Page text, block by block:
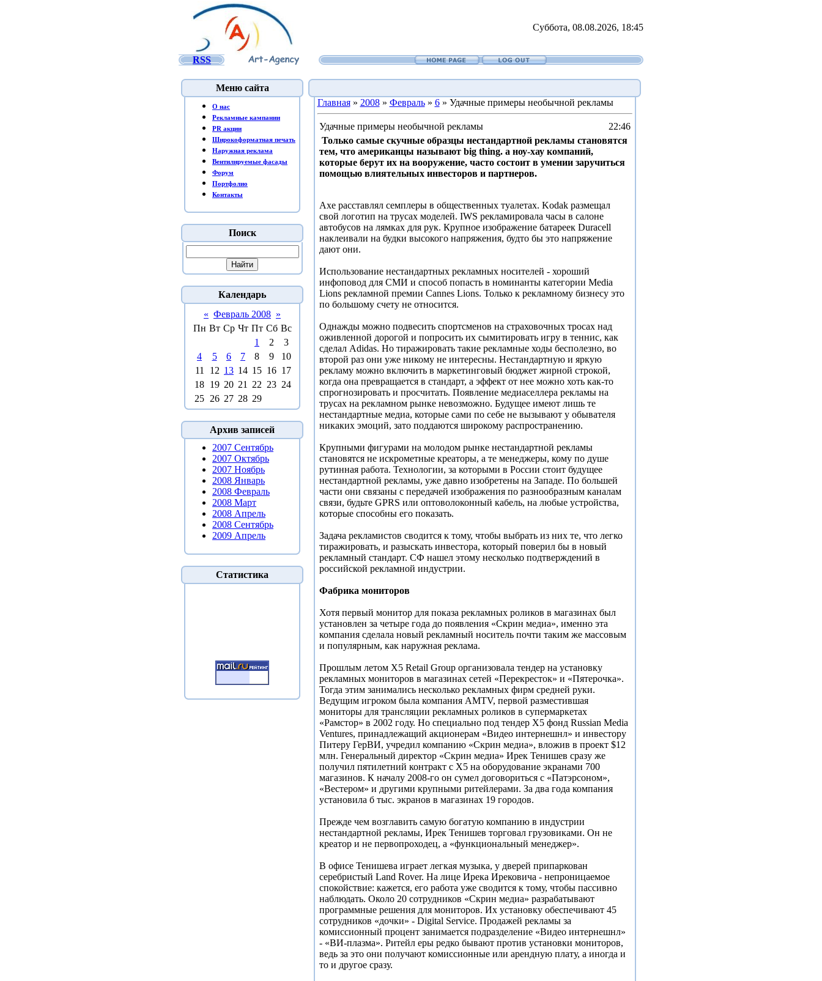
Суббота, 08.08.2026, 18:45
RSS
Меню сайта
O нас
Рекламные кампании
PR акции
Широкоформатная печать
Наружная реклама
Вентилируемые фасады
Форум
Портфолио
Контакты
Поиск
Календарь
« Февраль 2008 »
Пн Вт Ср Чт Пт Сб Вс
1
2
3
4
5 6 7 8 9
10
11
12 13 14 15 16 17
18 19 20 21 22 23 24
25 26 27 28 29
Архив записей
2007 Сентябрь
2007 Октябрь
2007 Ноябрь
2008 Январь
2008 Февраль
2008 Март
2008 Апрель
2008 Сентябрь
2009 Апрель
Статистика
Главная» 2008 » Февраль » 6» Удачные примеры необычной рекламы
Удачные примеры необычной рекламы
22:46
Только самые скучные образцы нестандартной рекламы становятся
тем, что американцы называют big thing. а ноу-хау компаний,
которые берут их на вооружение, часто состоит в умении заручиться
помощью влиятельных инвесторов и партнеров.
Ахе расставлял семплеры в общественных туалетах. Kodak размещал
свой логотип на трусах моделей. IWS рекламировала часы в салоне
автобусов на лямках для рук. Крупное изображение батареек Duracell
наклеивали на будки высокого напряжения, будто бы это напряжение
дают они.
Использование нестандартных рекламных носителей - хороший
инфоповод для СМИ и способ попасть в номинанты категории Media
Lions рекламной премии Cannes Lions. Только к рекламному бизнесу это
по большому счету не относится.
Однажды можно подвесить спортсменов на страховочных тросах над
оживленной дорогой и попросить их сымитировать игру в теннис, как
сделал Adidas. Но тиражировать такие рекламные ходы бесполезно, во
второй раз они уже никому не интересны. Нестандартную и яркую
рекламу можно включить в маркетинговый бюджет жирной строкой,
когда она превращается в стандарт, а эффект от нее можно хоть как-то
спрогнозировать и просчитать. Появление медиаселлера рекламы на
трусах на рекламном рынке невозможно. Будущее имеют лишь те
нестандартные медиа, которые сами по себе не вызывают у обывателя
никаких эмоций, зато поддаются широкому распространению.
Крупными фигурами на молодом рынке нестандартной рекламы
становятся не искрометные креаторы, а те менеджеры, кому по душе
рутинная работа. Технологии, за которыми в России стоит будущее
нестандартной рекламы, уже давно изобретены на Западе. По большей
части они связаны с передачей изображения по разнообразным каналам
связи, будьте GPRS или оптоволоконный кабель, на любые устройства,
которые способны его показать.
Задача рекламистов сводится к тому, чтобы выбрать из них те, что легко
тиражировать, и разыскать инвестора, который поверил бы в новый
рекламный стандарт. СФ нашел этому несколько подтверждений в
российской рекламной индустрии.
Фабрика мониторов
Хотя первый монитор для показа рекламных роликов в магазинах был
установлен за четыре года до появления «Скрин медиа», именно эта
компания сделала новый рекламный носитель почти таким же массовым
и популярным, как наружная реклама.
Прошлым летом Х5 Retail Group организовала тендер на установку
рекламных мониторов в магазинах сетей «Перекресток» и «Пятерочка».
Тогда этим занимались несколько рекламных фирм средней руки.
Ведущим игроком была компания AMTV, первой разместившая
мониторы для трансляции рекламных роликов в супермаркетах
«Рамстор» в 2002 году. Но специально под тендер Х5 фонд Russian Media
Ventures, принадлежащий акционерам «Видео интернешнл» и инвестору
Питеру ГерВИ, учредил компанию «Скрин медиа», вложив в проект $12
млн. Генеральный директор «Скрин медиа» Ирек Тенишев сразу же
получил пятилетний контракт с Х5 на оборудование экранами 700
магазинов. К началу 2008-го он сумел договориться с «Патэрсоном»,
«Вестером» и другими крупными ритейлерами. За два года компания
установила б тыс. экранов в магазинах 19 городов.
Прежде чем возглавить самую богатую компанию в индустрии
нестандартной рекламы, Ирек Тенишев торговал грузовиками. Он не
креатор и не первопроходец, а «функциональный менеджер».
В офисе Тенишева играет легкая музыка, у дверей припаркован
серебристый Land Rover. На лице Ирека Ирековича - непроницаемое
спокойствие: кажется, его работа уже сводится к тому, чтобы пассивно
наблюдать. Около 20 сотрудников «Скрин медиа» разрабатывают
программные решения для мониторов. Их установку обеспечивают 45
сотрудников «дочки» - Digital Service. Продажей рекламы за
комиссионный процент занимается подразделение «Видео интернешнл»
- «ВИ-плазма». Ритейл еры редко бывают против установки мониторов,
ведь за это они получают комиссионные или арендную плату, а иногда и
то и другое сразу.